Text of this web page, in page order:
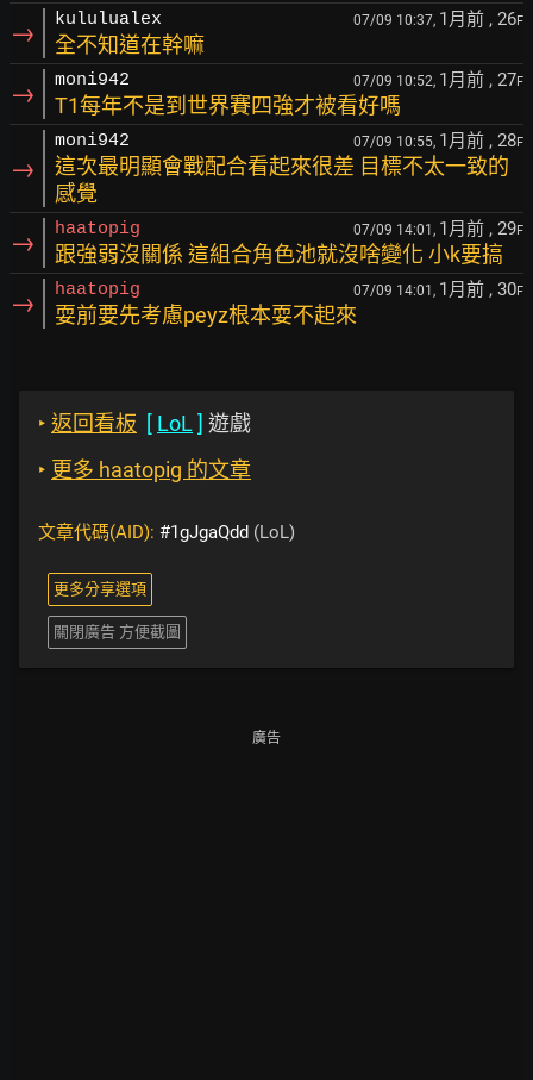
→ kululualex 07/09 10:37, 1月前 , 26F
全不知道在幹嘛
→ moni942 07/09 10:52, 1月前 , 27F
T1每年不是到世界賽四強才被看好嗎
→
moni942 07/09 10:55, 1月前 , 28F
這次最明顯會戰配合看起來很差 目標不太一致的
感覺
→ haatopig 07/09 14:01, 1月前 , 29F
跟強弱沒關係 這組合角色池就沒啥變化 小k要搞
→ haatopig 07/09 14:01, 1月前 , 30F
耍前要先考慮peyz根本耍不起來
‣ 返回看板 [ LoL ] 遊戲
‣ 更多 haatopig 的文章
文章代碼(AID): #1gJgaQdd (LoL)
更多分享選項
關閉廣告 方便截圖
廣告